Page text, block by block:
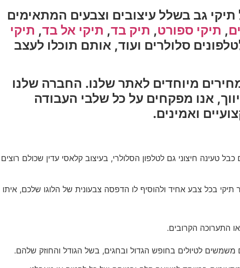
גב בשלל עיצובים וצבעים המתאימים
, תיקי ספורט, תיק בד, תיקי אל בד, תיקי
סלולרים ועוד, אותם תוכלו לעצב
מיוחדים לאתר שלנו. החברה שלנו
אנו מפקחים על כל שלבי העבודה
ואמינים.
טעינה חיצוני גם לטלפון הסלולרי, בעיצוב קלאסי עדין שכולם רוצים
תיקי בכל צבע אחיד ולהוסיף לו הדפסה צבעונית של הלוגו שלכם, איתו
התערוכה הקרובים.
לטיולים בחופש הגדול ובחגים, בשל הגודל והחוזק שלהם.